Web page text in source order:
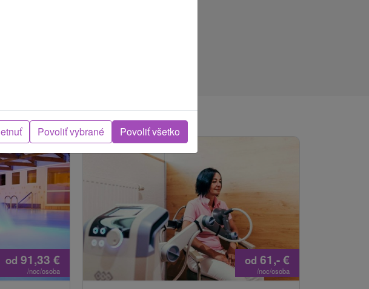
od 91,33€
/noc/osoba
od 61,-€
/noc/osoba
Povoliť vybrané Povoliť všetko